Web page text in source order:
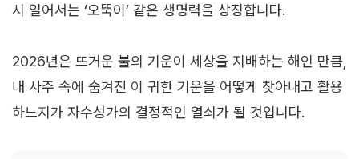
시 일어서는 ‘오뚝이’ 같은 생명력을 상징합니다.
2026년은 뜨거운 불의 기운이 세상을 지배하는 해인 만큼,
내 사주 속에 숨겨진 이 귀한 기운을 어떻게 찾아내고 활용
하느지가 자수성가의 결정적인 열쇠가 될 것입니다.